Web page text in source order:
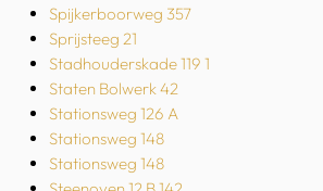
Spijkerboorweg 357
Sprijsteeg 21
Stadhouderskade 119 1
Staten Bolwerk 42
Stationsweg 126 A
Stationsweg 148
Stationsweg 148